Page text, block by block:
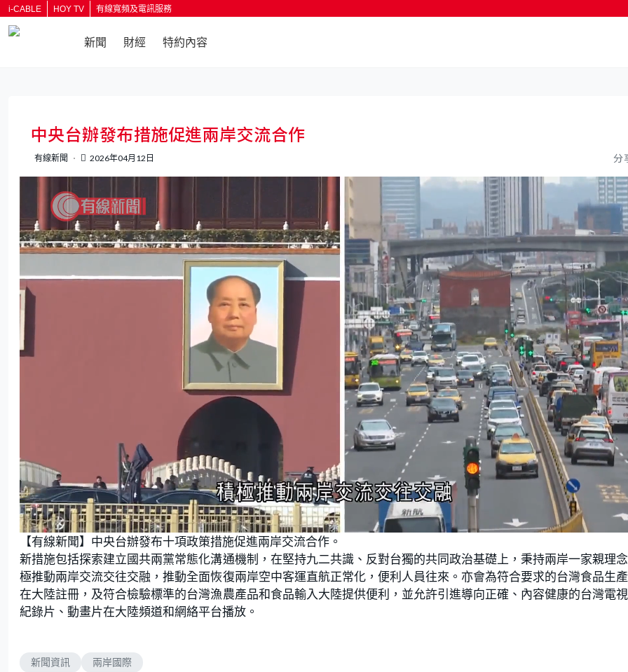
i-CABLE HOY TV 有線寬頻及電訊服務
新聞 財經 特約內容
中央台辦發布措施促進兩岸交流合作
有線新聞 2026年04月12日 分
U
n
m
u
t
e
L
o
a
d
e
d
:
5
7
4
5
%
【有線新聞】中央台辦發布十項政策措施促進兩岸交流合作。
新措施包括探索建立國共兩黨常態化溝通機制，在堅持九二共識、反對台獨的共同政治基礎上，秉持兩岸一家親理
極推動兩岸交流交往交融，推動全面恢復兩岸空中客運直航正常化，便利人員往來。亦會為符合要求的台灣食品生
在大陸註冊，及符合檢驗標準的台灣漁農產品和食品輸入大陸提供便利，並允許引進導向正確、內容健康的台灣電
紀錄片、動畫片在大陸頻道和網絡平台播放。
新聞資訊 兩岸國際